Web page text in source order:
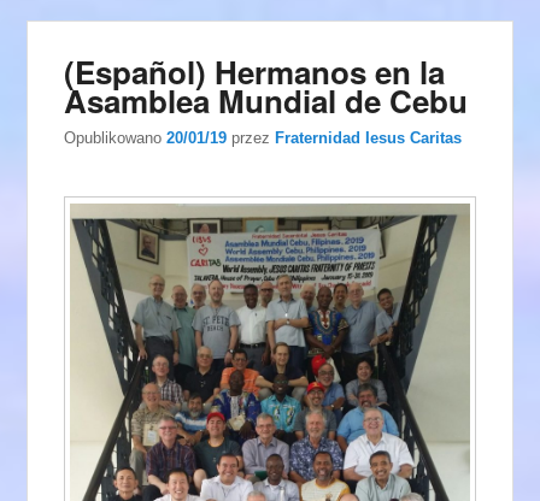
(Español) Hermanos en la
Asamblea Mundial de Cebu
Opublikowano20/01/19 przez Fraternidad Iesus Caritas